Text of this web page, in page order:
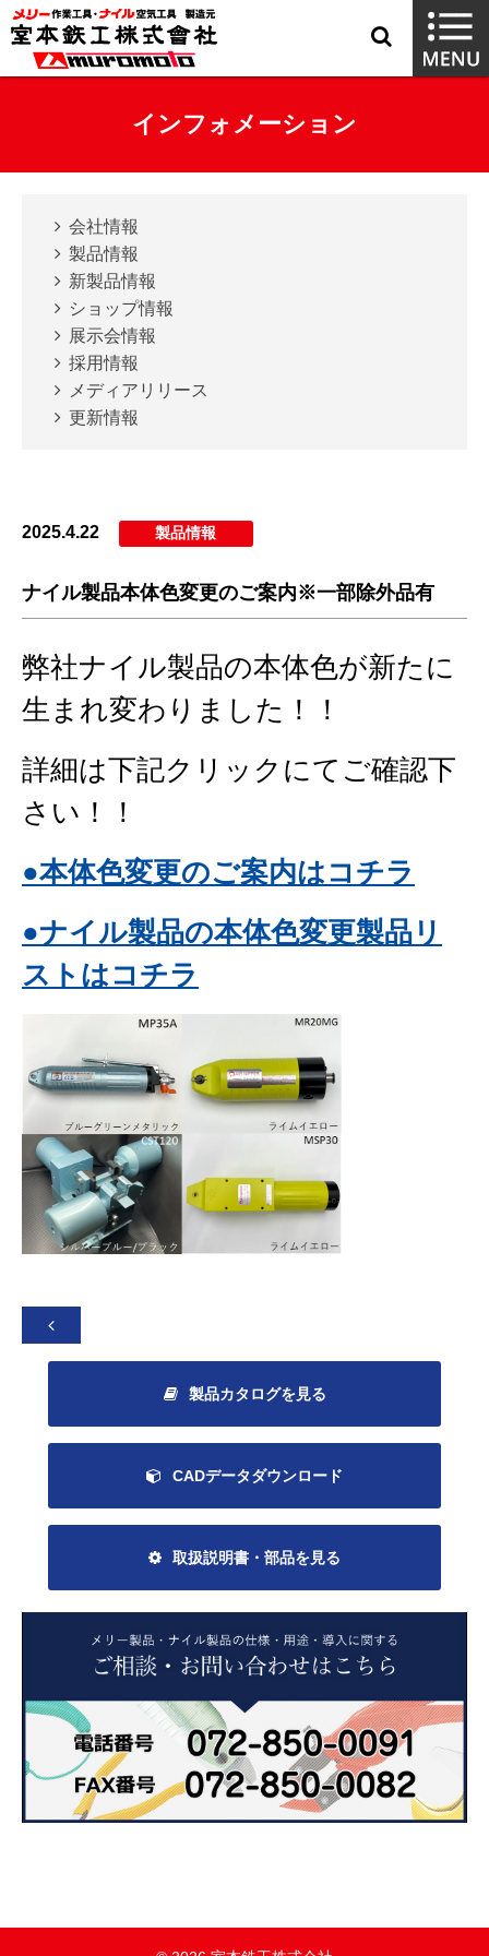
インフォメーション
会社情報
製品情報
新製品情報
ショップ情報
展示会情報
採用情報
メディアリリース
更新情報
2025.4.22 製品情報
ナイル製品本体色変更のご案内※一部除外品有
弊社ナイル製品の本体色が新たに
生まれ変わりました！！
詳細は下記クリックにてご確認下
さい！！
●本体色変更のご案内はコチラ
●ナイル製品の本体色変更製品リ
ストはコチラ

製品カタログを見る
CADデータダウンロード
取扱説明書・部品を見る